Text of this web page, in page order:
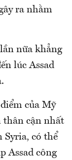
ra nhằm
nữa khẳng
lúc Assad
của Mỹ
thân cận nhất
Syria, có thể
Assad công